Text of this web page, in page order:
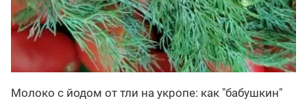
Молоко с йодом от тли на укропе: как "бабушкин"